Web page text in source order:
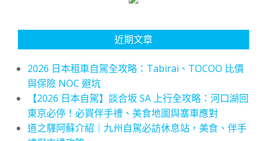
近期文章
2026 日本租車自駕全攻略：Tabirai、TOCOO 比價
與保險 NOC 避坑
【2026 日本自駕】談合坂 SA 上行全攻略：河口湖回
東京必停！必買伴手禮、美食地圖與塞車應對
道之驛阿蘇介紹｜九州自駕必訪休息站，美食、伴手